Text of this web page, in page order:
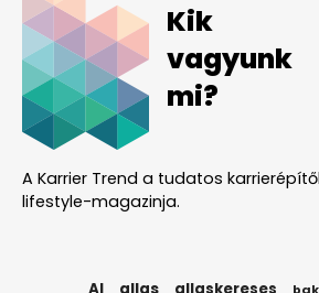
Kik
vagyunk
mi?
A Karrier Trend a tudatos
lifestyle-magazinja.
bak